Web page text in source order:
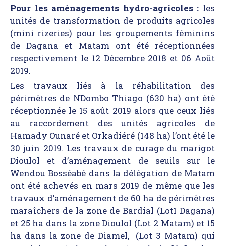
Pour les aménagements hydro-agricoles : les
unités de transformation de produits agricoles
(mini rizeries) pour les groupements féminins
de Dagana et Matam ont été réceptionnées
respectivement le 12 Décembre 2018 et 06 Août
2019.
Les travaux liés à la réhabilitation des
périmètres de NDombo Thiago (630 ha) ont été
réceptionnée le 15 août 2019 alors que ceux liés
au raccordement des unités agricoles de
Hamady Ounaré et Orkadiéré (148 ha) l’ont été le
30 juin 2019. Les travaux de curage du marigot
Dioulol et d’aménagement de seuils sur le
Wendou Bosséabé dans la délégation de Matam
ont été achevés en mars 2019 de même que les
travaux d’aménagement de 60 ha de périmètres
maraîchers de la zone de Bardial (Lot1 Dagana)
et 25 ha dans la zone Dioulol (Lot 2 Matam) et 15
ha dans la zone de Diamel, (Lot 3 Matam) qui